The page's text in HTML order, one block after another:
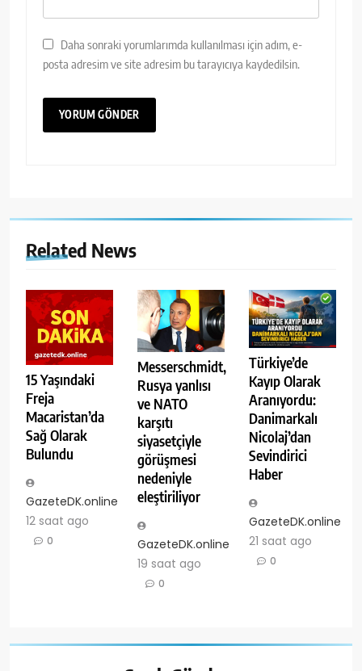
Daha sonraki yorumlarımda kullanılması için adım, e-
posta adresim ve site adresim bu tarayıcıya kaydedilsin.
Related News
15 Yaşındaki
Freja
Macaristan’da
Sağ Olarak
Bulundu
GazeteDK.online
12 saat ago
0
Messerschmidt,
Rusya yanlısı
ve NATO
karşıtı
siyasetçiyle
görüşmesi
nedeniyle
eleştiriliyor
GazeteDK.online
19 saat ago
0
Türkiye’de
Kayıp Olarak
Aranıyordu:
Danimarkalı
Nicolaj’dan
Sevindirici
Haber
GazeteDK.online
21 saat ago
0